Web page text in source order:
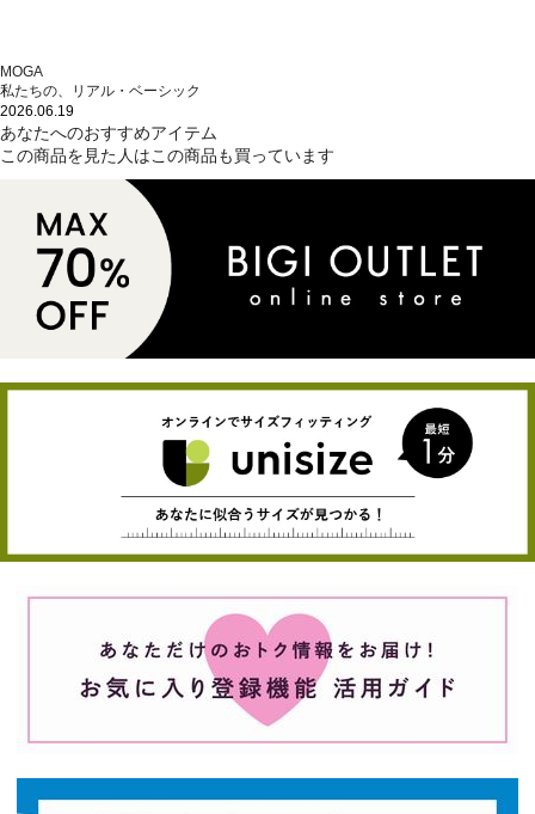
MOGA
私たちの、リアル・ベーシック
2026.06.19
あなたへのおすすめアイテム
この商品を見た人はこの商品も買っています